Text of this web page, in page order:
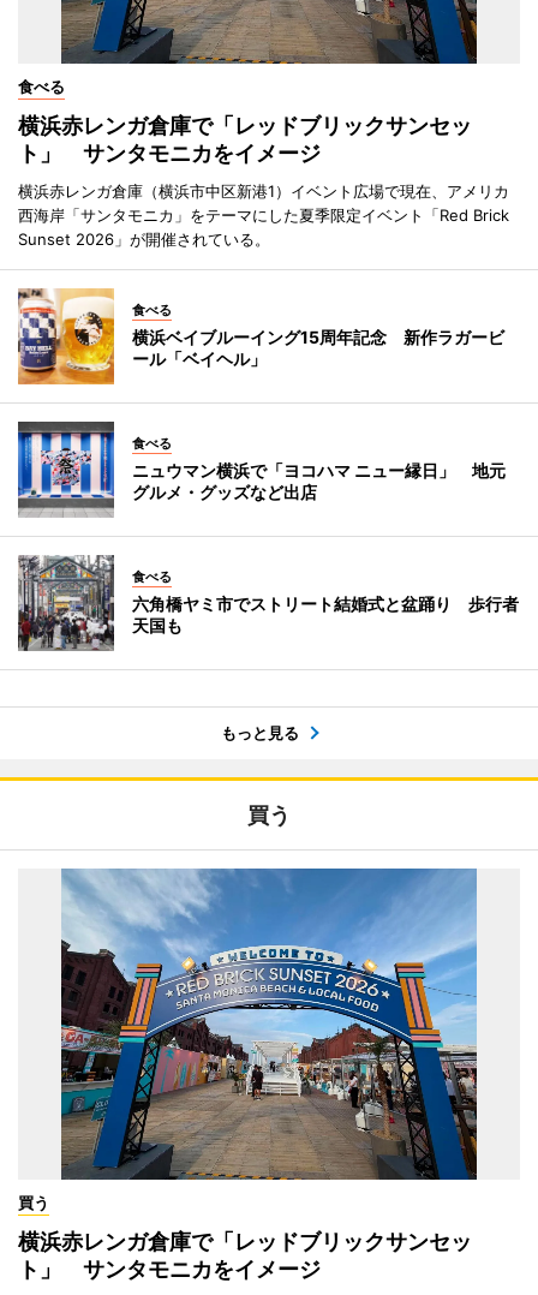
食べる
横浜赤レンガ倉庫で「レッドブリックサンセッ
ト」 サンタモニカをイメージ
横浜赤レンガ倉庫（横浜市中区新港1）イベント広場で現在、アメリカ
西海岸「サンタモニカ」をテーマにした夏季限定イベント「Red Brick
Sunset 2026」が開催されている。
食べる
横浜ベイブルーイング15周年記念 新作ラガービ
ール「ベイヘル」
食べる
ニュウマン横浜で「ヨコハマ ニュー縁日」 地元
グルメ・グッズなど出店
食べる
六角橋ヤミ市でストリート結婚式と盆踊り 歩行者
天国も
もっと見る
買う
買う
横浜赤レンガ倉庫で「レッドブリックサンセッ
ト」 サンタモニカをイメージ